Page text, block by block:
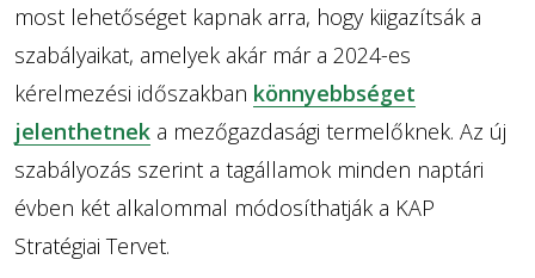
most lehetőséget kapnak arra, hogy kiigazítsák a
szabályaikat, amelyek akár már a 2024-es
kérelmezési időszakban könnyebbséget
jelenthetneka mezőgazdasági termelőknek. Az új
szabályozás szerint a tagállamok minden naptári
évben két alkalommal módosíthatják a KAP
Stratégiai Tervet.